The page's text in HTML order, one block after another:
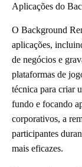
Aplicações do
O Background
aplicações,
de negócios e
plataformas de
técnica para criar
fundo e focando
corporativos, a
participantes
mais eficazes.